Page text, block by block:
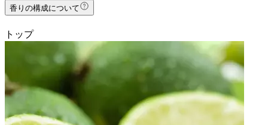
香りの構成について
トップ